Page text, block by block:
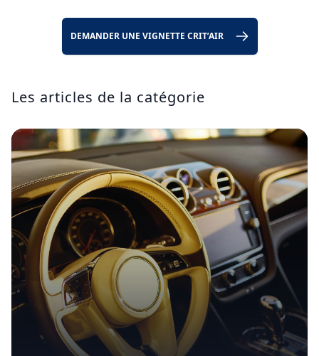
DEMANDER UNE VIGNETTE CRIT’AIR
Les articles de la catégorie